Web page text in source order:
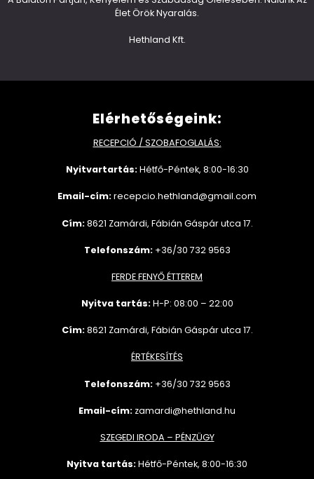
Élet Örök Nyaralás.
Hethland Kft.
Elérhetőségeink:
RECEPCIÓ / SZOBAFOGLALÁS:
Nyitvartartás:Hétfő-Péntek, 8:00-16:30
Email-cím:recepcio.hethland@gmail.com
Cím:8621 Zamárdi, Fábián Gáspár utca 17.
Telefonszám: +36/30 732 9563
FERDE FENYŐ ÉTTEREM
Nyitva tartás:H-P: 08:00 – 22:00
Cím:8621 Zamárdi, Fábián Gáspár utca 17.
ÉRTÉKESÍTÉS
Telefonszám: +36/30 7329563
Email-cím: zamardi@hethland.hu
SZEGEDI IRODA – PÉNZÜGY
Nyitva tartás:Hétfő-Péntek, 8:00-16:30